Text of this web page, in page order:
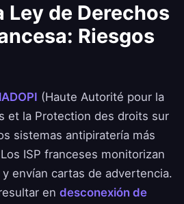
Ley de Derechos
Riesgos
(Haute Autorité pour la
et la Protection des droits sur
sistemas antipiratería más
ISP franceses monitorizan
envían cartas de advertencia.
en desconexión de